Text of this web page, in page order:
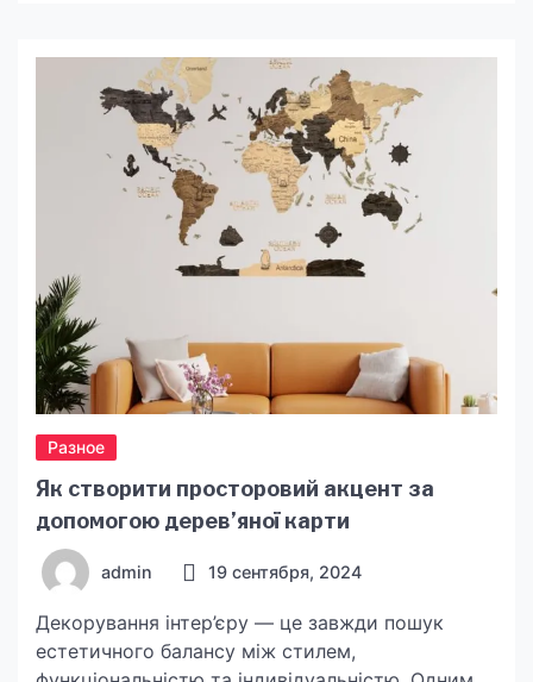
таблетки Средства целесообразно подбирать,
исходя из параметров животного, поскольку
дозировка и состав могут варьироваться.
Ветеринары рекомендуют выбирать
нужные таблетки для собак
Симпарика согласно предназначению: для
щенков, взрослых или пожилых питомцев.
Также учитывайте вес животного, поскольку
неправильное […]
Разное
Як створити просторовий акцент за
допомогою дерев’яної карти
admin 19 сентября, 2024
Декорування інтер’єру — це завжди пошук
естетичного балансу між стилем,